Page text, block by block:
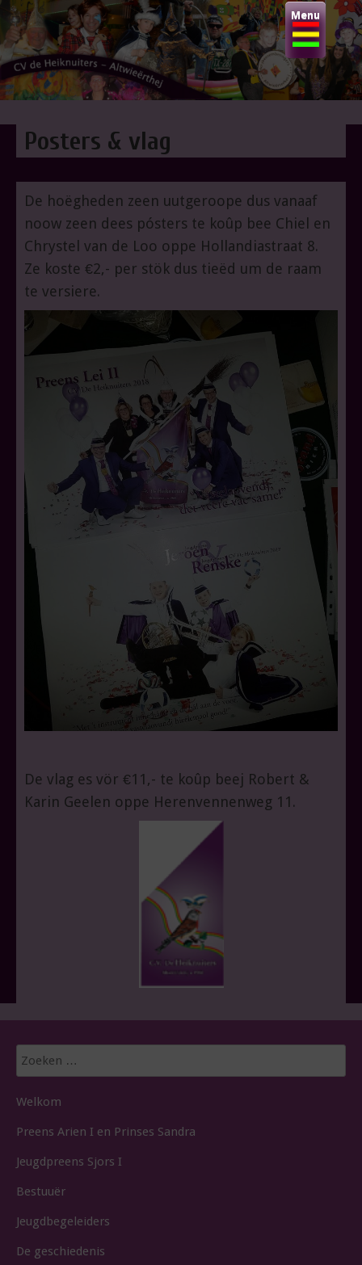
Skip
content
CV DE HEIKNUITERS
Posters & vlag
De hoëgheden zeen uutgeroope dus vanaaf
noow zeen dees pósters te koûp bee Chiel en
Chrystel van de Loo oppe Hollandiastraat 8.
Ze koste €2,- per stök dus tieëd um de raam
te versiere.
De vlag es vör €11,- te koûp beej Robert &
Karin Geelen oppe Herenvennenweg 11.
Zoeken
Welkom
Preens Arien I en Prinses Sandra
Jeugdpreens Sjors I
Bestuuër
Jeugdbegeleiders
De geschiedenis
Menu